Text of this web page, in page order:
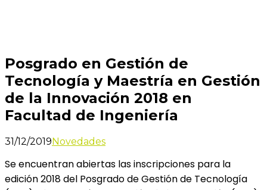
Posgrado en Gestión de
Tecnología y Maestría en Gestión
de la Innovación 2018 en
Facultad de Ingeniería
31/12/2019Novedades
Se encuentran abiertas las inscripciones para la
edición 2018 del Posgrado de Gestión de Tecnología